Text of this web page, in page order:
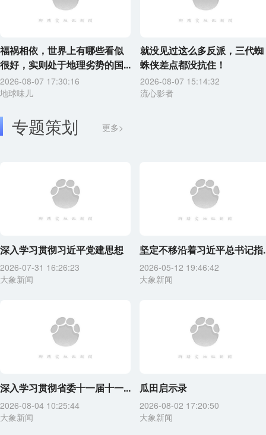
福祸相依，世界上有哪些看似
很好，实则处于地理劣势的国...
2026-08-07 17:30:16
地球味儿
就没见过这么多反派，三代蜘
蛛侠差点都没抗住！
2026-08-07 15:14:32
流心影者
专题策划 更多>
深入学习贯彻习近平党建思想
2026-07-31 16:26:23
大象新闻
坚定不移沿着习近平总书记指
2026-05-12 19:46:42
大象新闻
深入学习贯彻省委十一届十一...
2026-08-04 10:25:44
大象新闻
瓜田启示录
2026-08-02 17:20:50
大象新闻